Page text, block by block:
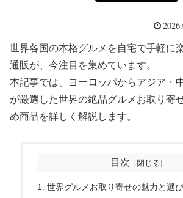
世界各国の本格グルメを自宅で手軽に
通販が、今注目を集めています。
本記事では、ヨーロッパからアジア・
が厳選した世界の絶品グルメお取り寄
め商品を詳しく解説します。
目次
世界グルメお取り寄せの魅力と選